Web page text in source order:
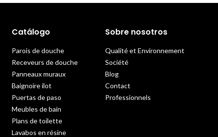
Catálogo
Parois de douche
Receveurs de douche
Panneaux muraux
Baignoire ilot
Puertas de paso
Meubles de bain
Plans de toilette
Lavabos en résine
Sobre nosotros
Qualité et Environnement
Société
Blog
Contact
Professionnels